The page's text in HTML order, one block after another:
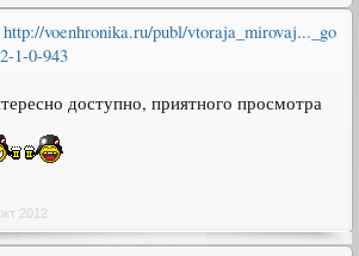
http://voenhronika.ru/publ/vtoraja_mirovaj..._go
1-0-943
доступно, приятного просмотра
2012